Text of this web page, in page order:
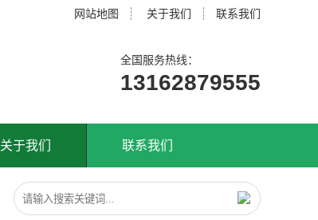
网站地图 关于我们 联系我们
全国服务热线：
13162879555
关于我们 联系我们